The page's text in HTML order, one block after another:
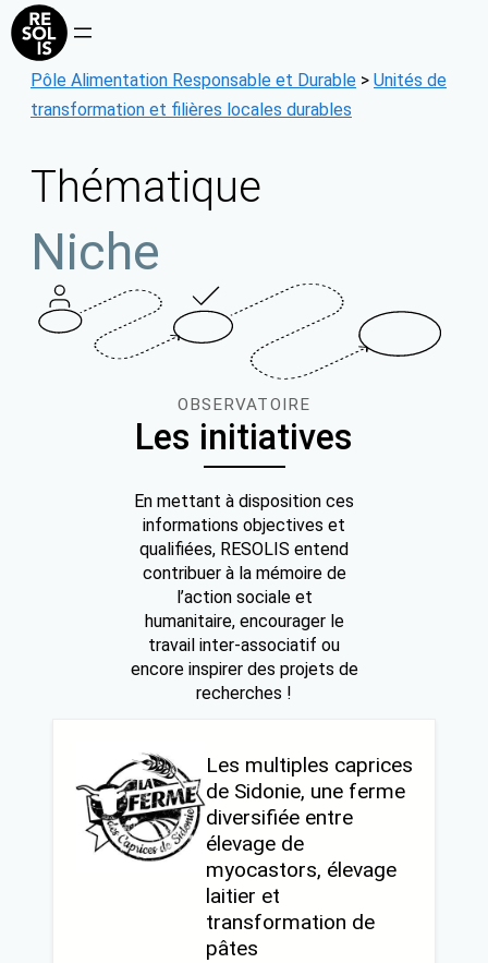
Aller
au
contenu
Pôle Alimentation Responsable et Durable > Unités de
transformation et filières locales durables
Thématique
Niche
OBSERVATOIRE
Les initiatives
En mettant à disposition ces
informations objectives et
qualifiées, RESOLIS entend
contribuer à la mémoire de
l’action sociale et
humanitaire, encourager le
travail inter-associatif ou
encore inspirer des projets de
recherches !
Les multiples caprices
de Sidonie, une ferme
diversifiée entre
élevage de
myocastors, élevage
laitier et
transformation de
pâtes